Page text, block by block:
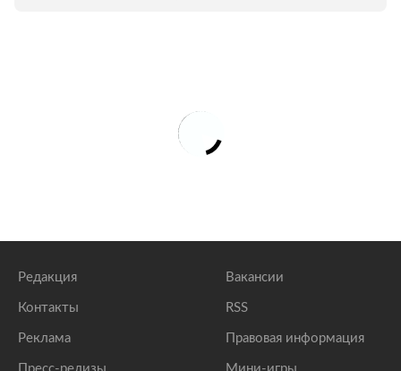
Редакция
Контакты
Реклама
Вакансии
RSS
Правовая информация